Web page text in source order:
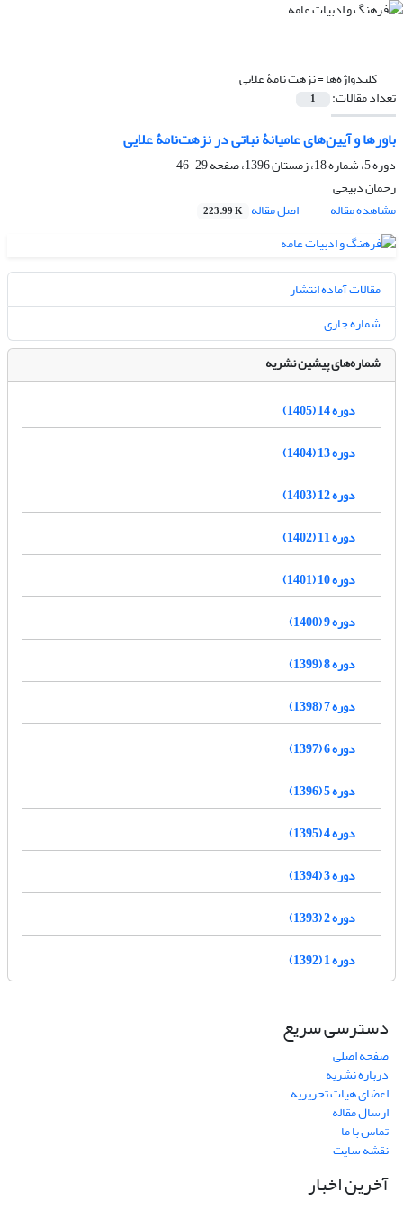
کلیدواژه‌ها =نزهت ­نامۀ علایی
تعداد مقالات: 1
باورها و آیین‌های عامیانۀ نباتی در نزهت‌‌نامۀ علایی
دوره 5، شماره 18، زمستان 1396، صفحه
29-46
رحمان ذبیحی
مشاهده مقاله
اصل مقاله 223.99 K
مقالات آماده انتشار
شماره جاری
شماره‌های پیشین نشریه
دوره 14 (1405)
دوره 13 (1404)
دوره 12 (1403)
دوره 11 (1402)
دوره 10 (1401)
دوره 9 (1400)
دوره 8 (1399)
دوره 7 (1398)
دوره 6 (1397)
دوره 5 (1396)
دوره 4 (1395)
دوره 3 (1394)
دوره 2 (1393)
دوره 1 (1392)
دسترسی سریع
صفحه اصلی
درباره نشریه
اعضای هیات تحریریه
ارسال مقاله
تماس با ما
نقشه سایت
آخرین اخبار